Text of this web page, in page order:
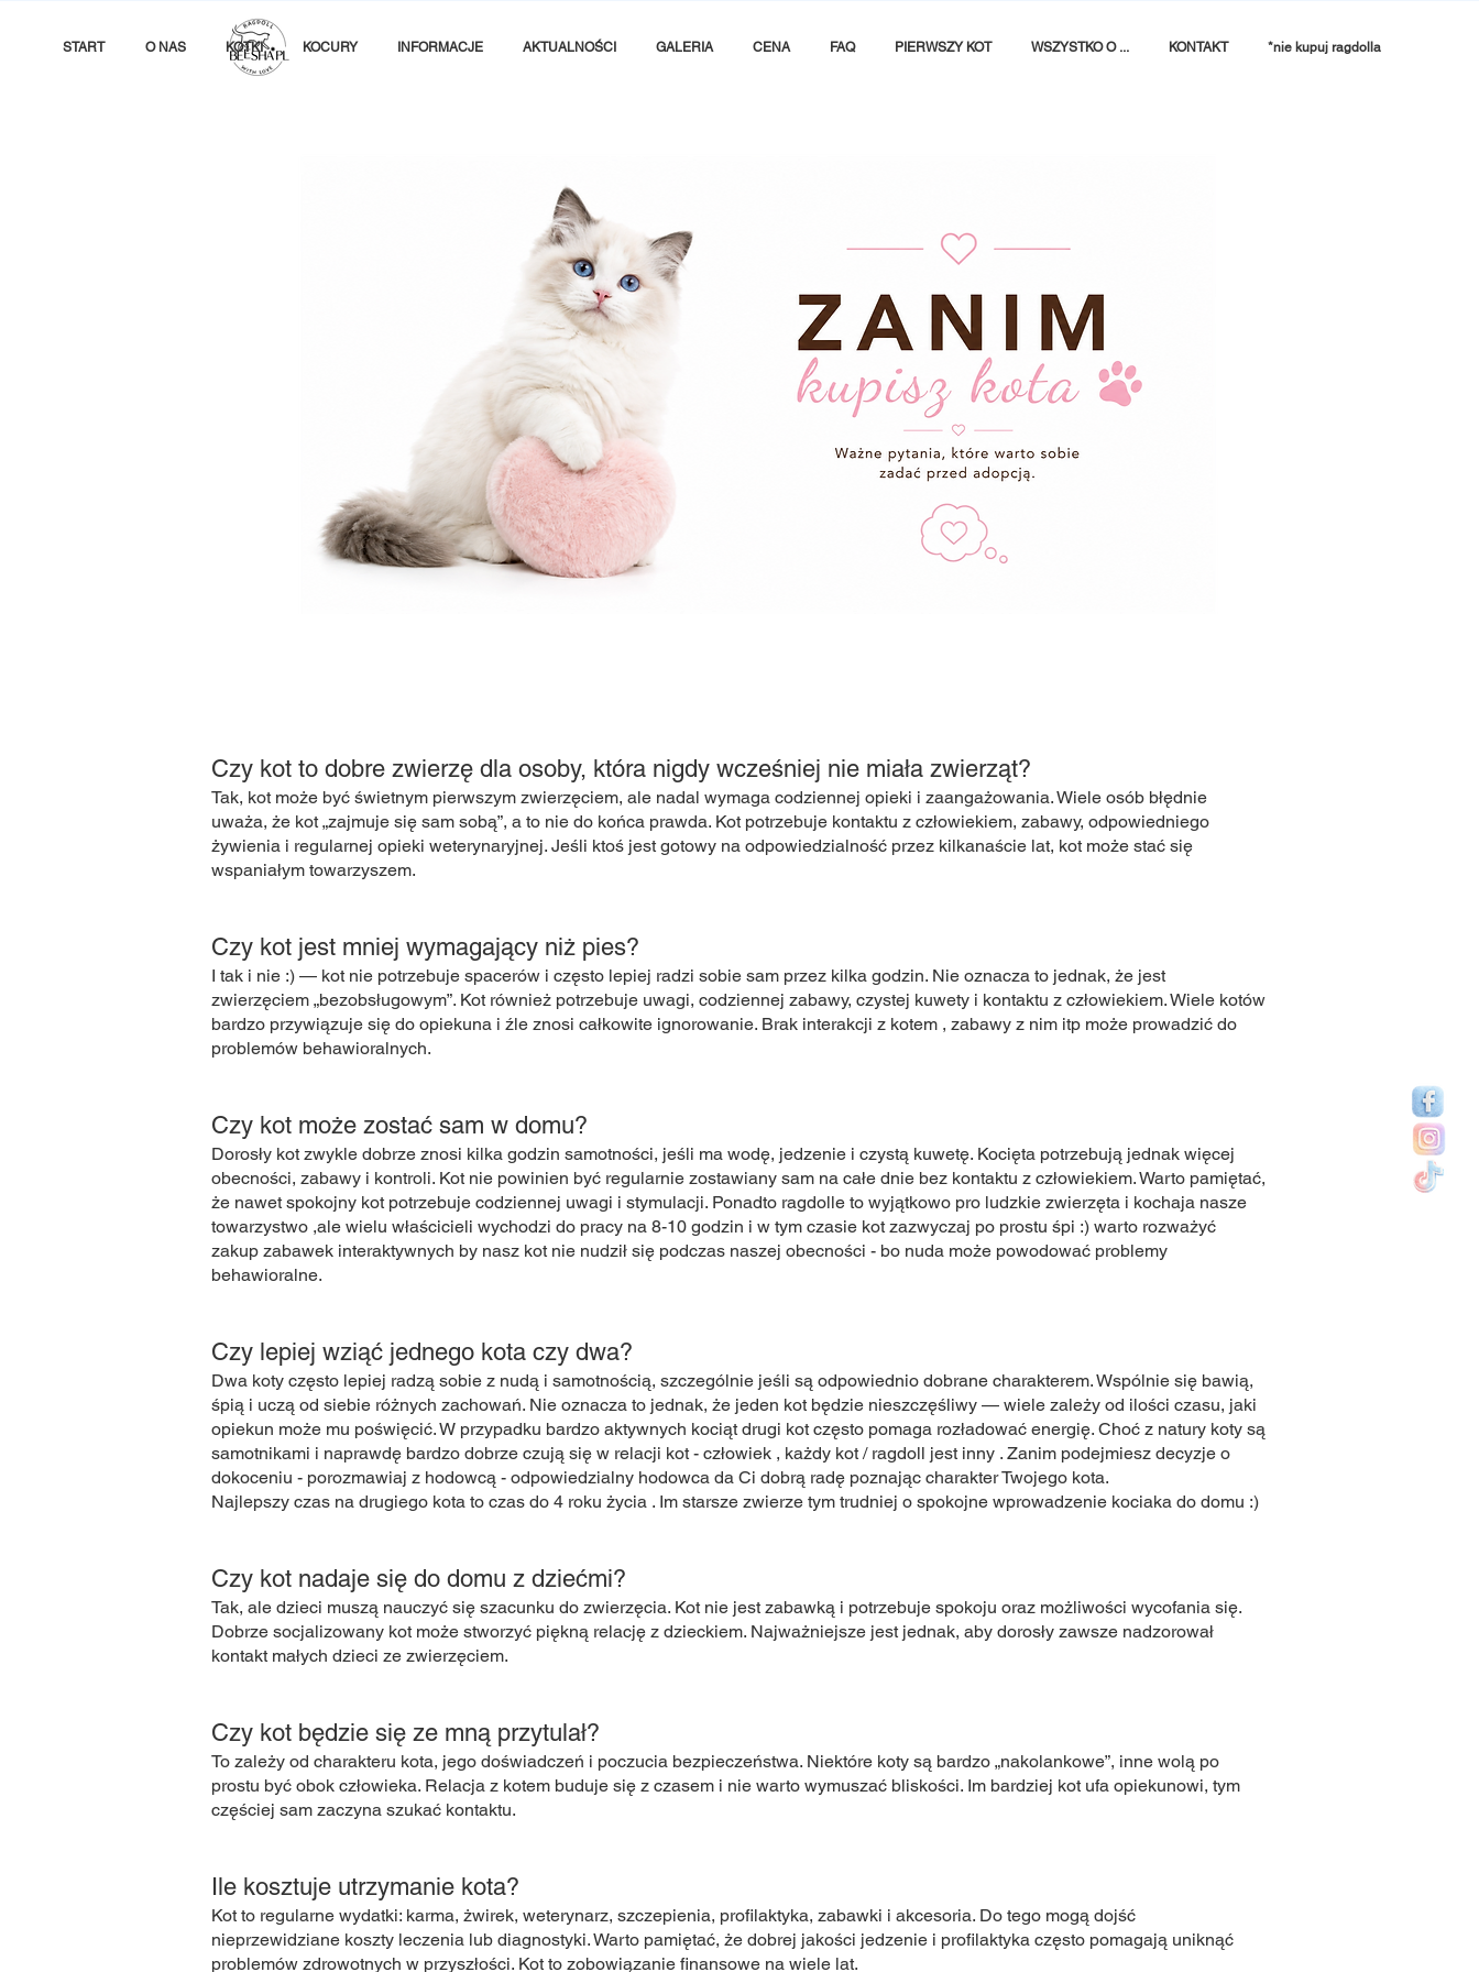
START O NAS KOTKI KOCURY INFORMACJE AKTUALNOŚCI GALERIA CENA FAQ PIERWSZY KOT WSZYSTKO O ... KONTAKT *nie kupuj ragdolla
Czy kot to dobre zwierzę dla osoby, która nigdy wcześniej nie miała zwierząt?
Tak, kot może być świetnym pierwszym zwierzęciem, ale nadal wymaga codziennej opieki i zaangażowania. Wiele osób błędnie
uważa, że kot „zajmuje się sam sobą”, a to nie do końca prawda. Kot potrzebuje kontaktu z człowiekiem, zabawy, odpowiedniego
żywienia i regularnej opieki weterynaryjnej. Jeśli ktoś jest gotowy na odpowiedzialność przez kilkanaście lat, kot może stać się
wspaniałym towarzyszem.
Czy kot jest mniej wymagający niż pies?
I tak i nie :) — kot nie potrzebuje spacerów i często lepiej radzi sobie sam przez kilka godzin. Nie oznacza to jednak, że jest
zwierzęciem „bezobsługowym”. Kot również potrzebuje uwagi, codziennej zabawy, czystej kuwety i kontaktu z człowiekiem. Wiele kotów
bardzo przywiązuje się do opiekuna i źle znosi całkowite ignorowanie. Brak interakcji z kotem , zabawy z nim itp może prowadzić do
problemów behawioralnych.
Czy kot może zostać sam w domu?
Dorosły kot zwykle dobrze znosi kilka godzin samotności, jeśli ma wodę, jedzenie i czystą kuwetę. Kocięta potrzebują jednak więcej
obecności, zabawy i kontroli. Kot nie powinien być regularnie zostawiany sam na całe dnie bez kontaktu z człowiekiem. Warto pamiętać,
że nawet spokojny kot potrzebuje codziennej uwagi i stymulacji. Ponadto ragdolle to wyjątkowo pro ludzkie zwierzęta i kochaja nasze
towarzystwo ,ale wielu właścicieli wychodzi do pracy na 8-10 godzin i w tym czasie kot zazwyczaj po prostu śpi :) warto rozważyć
zakup zabawek interaktywnych by nasz kot nie nudził się podczas naszej obecności - bo nuda może powodować problemy
behawioralne.
Czy lepiej wziąć jednego kota czy dwa?
Dwa koty często lepiej radzą sobie z nudą i samotnością, szczególnie jeśli są odpowiednio dobrane charakterem. Wspólnie się bawią,
śpią i uczą od siebie różnych zachowań. Nie oznacza to jednak, że jeden kot będzie nieszczęśliwy — wiele zależy od ilości czasu, jaki
opiekun może mu poświęcić. W przypadku bardzo aktywnych kociąt drugi kot często pomaga rozładować energię. Choć z natury koty są
samotnikami i naprawdę bardzo dobrze czują się w relacji kot - człowiek , każdy kot / ragdoll jest inny . Zanim podejmiesz decyzje o
dokoceniu - porozmawiaj z hodowcą - odpowiedzialny hodowca da Ci dobrą radę poznając charakter Twojego kota.
Najlepszy czas na drugiego kota to czas do 4 roku życia . Im starsze zwierze tym trudniej o spokojne wprowadzenie kociaka do domu :)
Czy kot nadaje się do domu z dziećmi?
Tak, ale dzieci muszą nauczyć się szacunku do zwierzęcia. Kot nie jest zabawką i potrzebuje spokoju oraz możliwości wycofania się.
Dobrze socjalizowany kot może stworzyć piękną relację z dzieckiem. Najważniejsze jest jednak, aby dorosły zawsze nadzorował
kontakt małych dzieci ze zwierzęciem.
Czy kot będzie się ze mną przytulał?
To zależy od charakteru kota, jego doświadczeń i poczucia bezpieczeństwa. Niektóre koty są bardzo „nakolankowe”, inne wolą po
prostu być obok człowieka. Relacja z kotem buduje się z czasem i nie warto wymuszać bliskości. Im bardziej kot ufa opiekunowi, tym
częściej sam zaczyna szukać kontaktu.
Ile kosztuje utrzymanie kota?
Kot to regularne wydatki: karma, żwirek, weterynarz, szczepienia, profilaktyka, zabawki i akcesoria. Do tego mogą dojść
nieprzewidziane koszty leczenia lub diagnostyki. Warto pamiętać, że dobrej jakości jedzenie i profilaktyka często pomagają uniknąć
problemów zdrowotnych w przyszłości. Kot to zobowiązanie finansowe na wiele lat.